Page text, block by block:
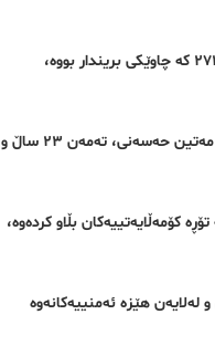
هاووڵاتییەکی خەڵکی شاری بۆکان بە ناوی مەتین حەسەنی و بریندارێکی ڕەوتی ناڕەزایەتییە جەماوەرییەکانی خەزەڵوەری ٢٧١٨ کە چاوێکی بریندار بووە،
بەپێی ڕاپۆرتی گەیشتوو بە ڕێکخراوی مافی مرۆڤی هەنگاو؛ ڕۆژی سێشەممە ٣ ڕێبەندانی ٢٧٢٣ (٢٣ی جەنیوەریی ٢٠٢٤)، مەتین حەسەنی، تەمەن ٢٣ ساڵ و
کۆمەڵایەتییەکان بڵاو کردەوە،
لەلایەن هێزە ئەمنییەکانەوە